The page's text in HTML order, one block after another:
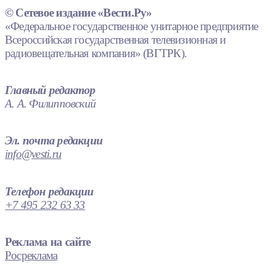
© Сетевое издание «Вести.Ру»
«Федеральное государственное унитарное предприятие
Всероссийская государственная телевизионная и
радиовещательная компания» (ВГТРК).
Главный редактор
А. А. Филипповский
Эл. почта редакции
info@vesti.ru
Телефон редакции
+7 495 232 63 33
Реклама на сайте
Росреклама